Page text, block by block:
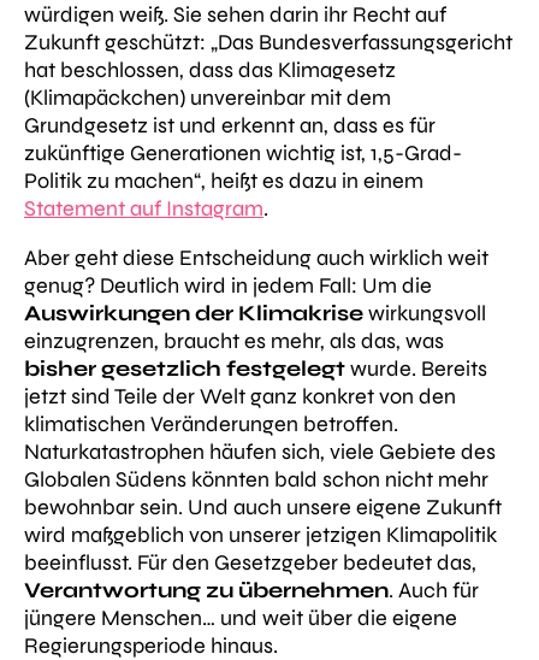
würdigen weiß. Sie sehen darin ihr Recht auf
Zukunft geschützt: „Das Bundesverfassungsgericht
hat beschlossen, dass das Klimagesetz
(Klimapäckchen) unvereinbar mit dem
Grundgesetz ist und erkennt an, dass es für
zukünftige Generationen wichtig ist, 1,5-Grad-
Politik zu machen“, heißt es dazu in einem
Statement auf Instagram.
Aber geht diese Entscheidung auch wirklich weit
genug? Deutlich wird in jedem Fall: Um die
Auswirkungen der Klimakrisewirkungsvoll
einzugrenzen, braucht es mehr, als das, was
bisher gesetzlich festgelegtwurde. Bereits
jetzt sind Teile der Welt ganz konkret von den
klimatischen Veränderungen betroffen.
Naturkatastrophen häufen sich, viele Gebiete des
Globalen Südens könnten bald schon nicht mehr
bewohnbar sein. Und auch unsere eigene Zukunft
wird maßgeblich von unserer jetzigen Klimapolitik
beeinflusst. Für den Gesetzgeber bedeutet das,
Verantwortung zu übernehmen. Auch für
jüngere Menschen… und weit über die eigene
Regierungsperiode hinaus.